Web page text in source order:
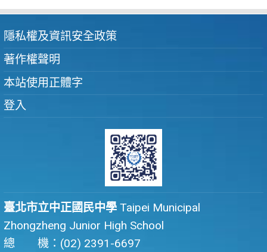
隱私權及資訊安全政策
著作權聲明
本站使用正體字
登入
臺北市立中正國民中學 Taipei Municipal
Zhongzheng Junior High School
總 機：(02) 2391-6697